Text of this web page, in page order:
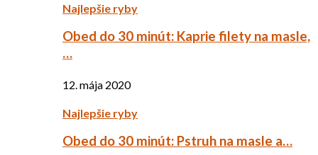
Najlepšie ryby
Obed do 30 minút: Kaprie filety na masle,
…
12. mája 2020
Najlepšie ryby
Obed do 30 minút: Pstruh na masle a…